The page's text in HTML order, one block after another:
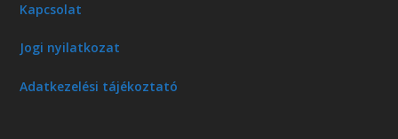
Kapcsolat
Jogi nyilatkozat
Adatkezelési tájékoztató